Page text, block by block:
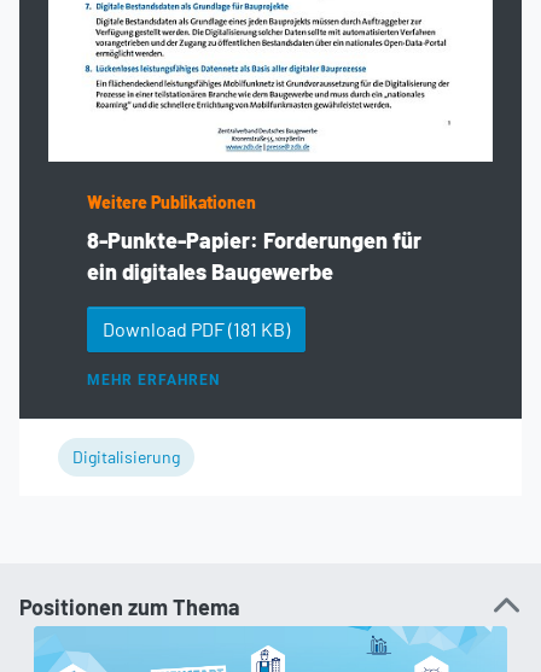
Weitere Publikationen
8-Punkte-Papier: Forderungen für
ein digitales Baugewerbe
Download PDF(181 KB)
MEHR ERFAHREN
Digitalisierung
Positionen zum Thema